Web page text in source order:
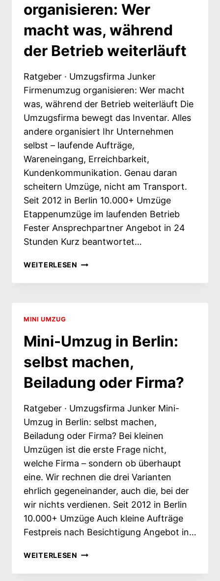
organisieren: Wer
macht was, während
der Betrieb weiterläuft
Ratgeber · Umzugsfirma Junker
Firmenumzug organisieren: Wer macht
was, während der Betrieb weiterläuft Die
Umzugsfirma bewegt das Inventar. Alles
andere organisiert Ihr Unternehmen
selbst – laufende Aufträge,
Wareneingang, Erreichbarkeit,
Kundenkommunikation. Genau daran
scheitern Umzüge, nicht am Transport.
Seit 2012 in Berlin 10.000+ Umzüge
Etappenumzüge im laufenden Betrieb
Fester Ansprechpartner Angebot in 24
Stunden Kurz beantwortet…
WEITERLESEN FIRMENUMZUG
WER
BETRIEB
MINI UMZUG
Mini-Umzug in Berlin:
selbst machen,
Beiladung oder Firma?
Ratgeber · Umzugsfirma Junker Mini-
Umzug in Berlin: selbst machen,
Beiladung oder Firma? Bei kleinen
Umzügen ist die erste Frage nicht,
welche Firma – sondern ob überhaupt
eine. Wir rechnen die drei Varianten
ehrlich gegeneinander, auch die, bei der
wir nichts verdienen. Seit 2012 in Berlin
10.000+ Umzüge Auch kleine Aufträge
Festpreis nach Besichtigung Angebot in…
WEITERLESEN MINI-
IN